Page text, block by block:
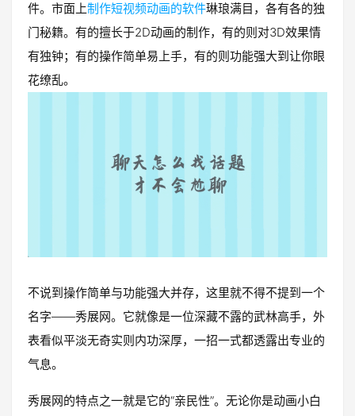
件。市面上制作短视频动画的软件琳琅满目，各有各的独
门秘籍。有的擅长于2D动画的制作，有的则对3D效果情
有独钟；有的操作简单易上手，有的则功能强大到让你眼
花缭乱。
不说到操作简单与功能强大并存，这里就不得不提到一个
名字——秀展网。它就像是一位深藏不露的武林高手，外
表看似平淡无奇实则内功深厚，一招一式都透露出专业的
气息。
秀展网的特点之一就是它的“亲民性”。无论你是动画小白